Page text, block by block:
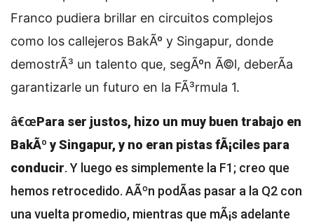
Franco pudiera brillar en circuitos complejos
como los callejeros BakÃº y Singapur, donde
demostrÃ³ un talento que, segÃºn Ã©l, deberÃ­a
garantizarle un futuro en la FÃ³rmula 1.
â€œPara ser justos, hizo un muy buen trabajo en
BakÃº y Singapur, y no eran pistas fÃ¡ciles para
conducir. Y luego es simplemente la F1; creo que
hemos retrocedido. AÃºn podÃ­as pasar a la Q2 con
una vuelta promedio, mientras que mÃ¡s adelante